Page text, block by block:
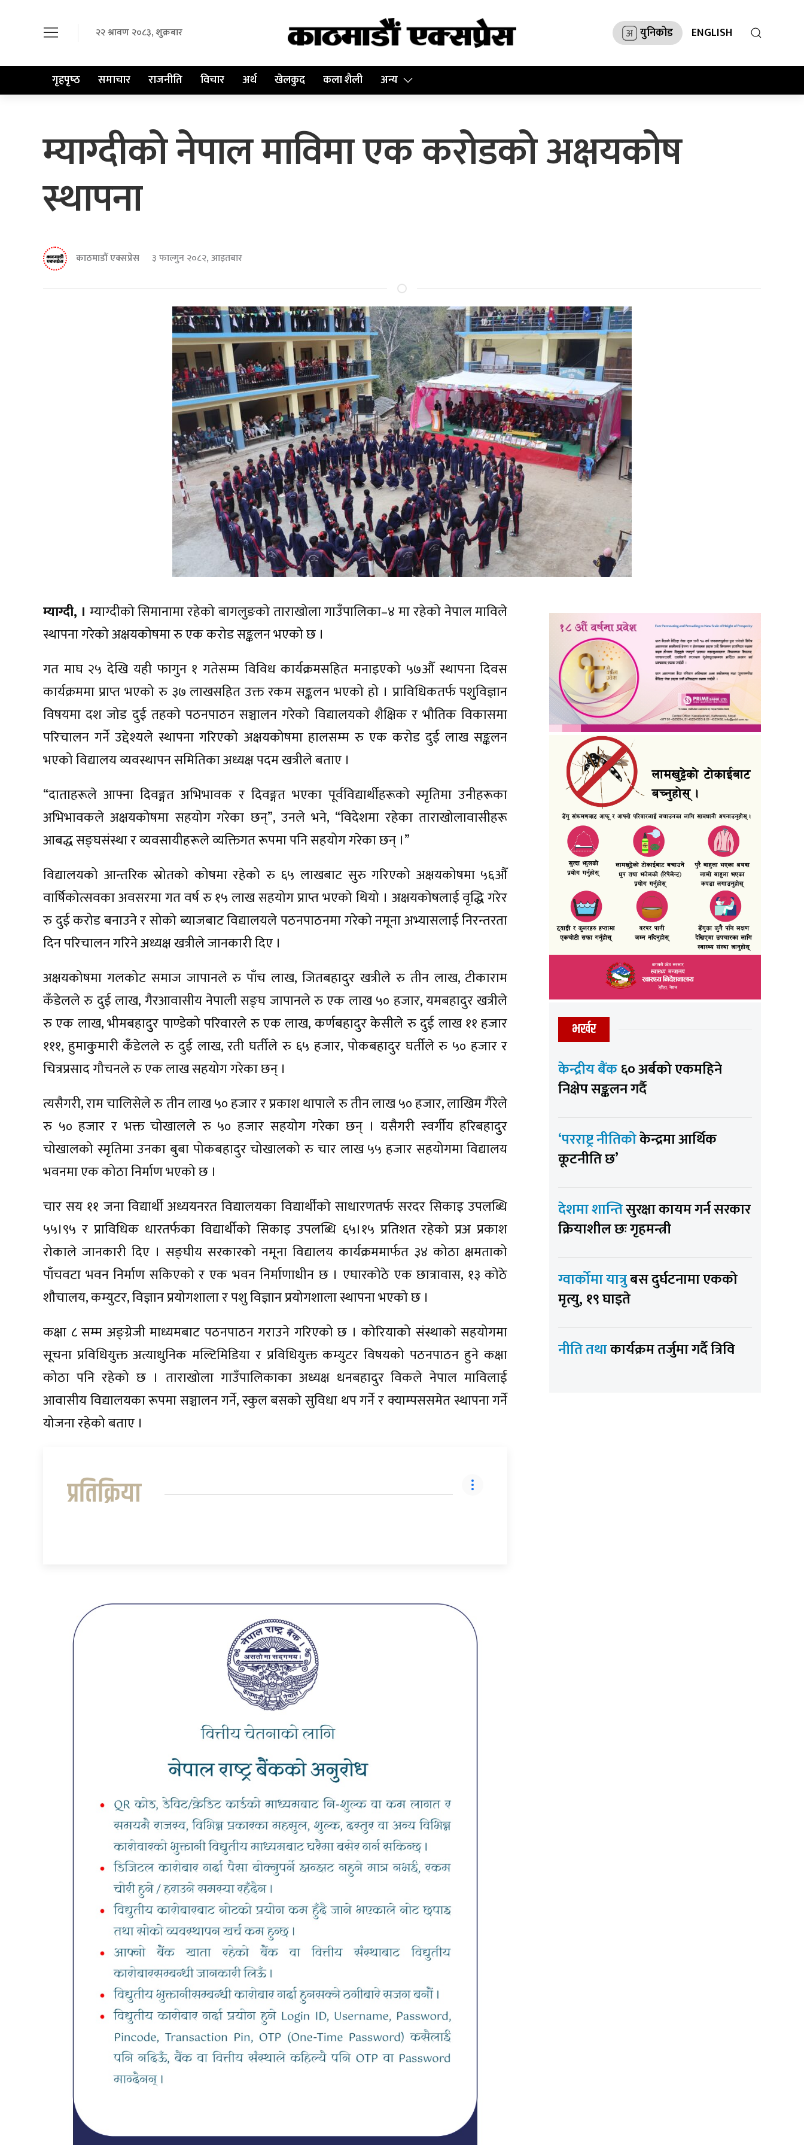
२२ श्रावण २०८३, शुक्रबार युनिकोड ENGLISH
गृहपृष्‍ठ समाचार राजनीति विचार अर्थ खेलकुद कला शैली अन्य
म्याग्दीको नेपाल माविमा एक करोडको अक्षयकोष
स्थापना
काठमाडौं एक्सप्रेस ३ फाल्गुन २०८२, आइतबार
म्याग्दी, । म्याग्दीको सिमानामा रहेको बागलुङको ताराखोला गाउँपालिका–४ मा रहेको नेपाल माविले
स्थापना गरेको अक्षयकोषमा रु एक करोड सङ्कलन भएको छ ।
गत माघ २५ देखि यही फागुन १ गतेसम्म विविध कार्यक्रमसहित मनाइएको ५७औँ स्थापना दिवस
कार्यक्रममा प्राप्त भएको रु ३७ लाखसहित उक्त रकम सङ्कलन भएको हो । प्राविधिकतर्फ पशुुविज्ञान
विषयमा दश जोड दुई तहको पठनपाठन सञ्चालन गरेको विद्यालयको शैक्षिक र भौतिक विकासमा
परिचालन गर्ने उद्देश्यले स्थापना गरिएको अक्षयकोषमा हालसम्म रु एक करोड दुई लाख सङ्कलन
भएको विद्यालय व्यवस्थापन समितिका अध्यक्ष पदम खत्रीले बताए ।
“दाताहरूले आफ्ना दिवङ्गत अभिभावक र दिवङ्गत भएका पूर्वविद्यार्थीहरूको स्मृतिमा उनीहरूका
अभिभावकले अक्षयकोषमा सहयोग गरेका छन्”, उनले भने, “विदेशमा रहेका ताराखोलावासीहरू
आबद्ध सङ्घसंस्था र व्यवसायीहरूले व्यक्तिगत रूपमा पनि सहयोग गरेका छन् ।”
विद्यालयको आन्तरिक स्रोतको कोषमा रहेको रु ६५ लाखबाट सुरु गरिएको अक्षयकोषमा ५६औँ
वार्षिकोत्सवका अवसरमा गत वर्ष रु १५ लाख सहयोग प्राप्त भएको थियो । अक्षयकोषलाई वृद्धि गरेर
रु दुई करोड बनाउने र सोको ब्याजबाट विद्यालयले पठनपाठनमा गरेको नमूना अभ्यासलाई निरन्तरता
दिन परिचालन गरिने अध्यक्ष खत्रीले जानकारी दिए ।
अक्षयकोषमा गलकोट समाज जापानले रु पाँच लाख, जितबहादुर खत्रीले रु तीन लाख, टीकाराम
कँडेलले रु दुई लाख, गैरआवासीय नेपाली सङ्घ जापानले रु एक लाख ५० हजार, यमबहादुर खत्रीले
रु एक लाख, भीमबहादुुर पाण्डेको परिवारले रु एक लाख, कर्णबहादुर केसीले रु दुई लाख ११ हजार
१११, हुमाकुुमारी कँडेलले रु दुई लाख, रती घर्तीले रु ६५ हजार, पोकबहादुर घर्तीले रु ५० हजार र
चित्रप्रसाद गौचनले रु एक लाख सहयोग गरेका छन् ।
त्यसैगरी, राम चालिसेले रु तीन लाख ५० हजार र प्रकाश थापाले रु तीन लाख ५० हजार, लाखिम गैरेले
रु ५० हजार र भक्त चोखालले रु ५० हजार सहयोग गरेका छन् । यसैगरी स्वर्गीय हरिबहादुुर
चोखालको स्मृतिमा उनका बुबा पोकबहादुर चोखालको रु चार लाख ५५ हजार सहयोगमा विद्यालय
भवनमा एक कोठा निर्माण भएको छ ।
चार सय ११ जना विद्यार्थी अध्ययनरत विद्यालयका विद्यार्थीको साधारणतर्फ सरदर सिकाइ उपलब्धि
५५।९५ र प्राविधिक धारतर्फका विद्यार्थीको सिकाइ उपलब्धि ६५।१५ प्रतिशत रहेको प्रअ प्रकाश
रोकाले जानकारी दिए । सङ्घीय सरकारको नमूना विद्यालय कार्यक्रममार्फत ३४ कोठा क्षमताको
पाँचवटा भवन निर्माण सकिएको र एक भवन निर्माणाधीन छ । एघारकोठे एक छात्रावास, १३ कोठे
शौचालय, कम्युटर, विज्ञान प्रयोगशाला र पशु विज्ञान प्रयोगशाला स्थापना भएको छ ।
कक्षा ८ सम्म अङ्ग्रेजी माध्यमबाट पठनपाठन गराउने गरिएको छ । कोरियाको संस्थाको सहयोगमा
सूचना प्रविधियुक्त अत्याधुनिक मल्टिमिडिया र प्रविधियुक्त कम्युटर विषयको पठनपाठन हुने कक्षा
कोठा पनि रहेको छ । ताराखोला गाउँपालिकाका अध्यक्ष धनबहादुर विकले नेपाल माविलाई
आवासीय विद्यालयका रूपमा सञ्चालन गर्ने, स्कुल बसको सुविधा थप गर्ने र क्याम्पससमेत स्थापना गर्ने
योजना रहेको बताए ।
प्रतिक्रिया
भर्खर
केन्द्रीय बैंक६० अर्बको एकमहिने
निक्षेप सङ्कलन गर्दै
‘परराष्ट्र नीतिकोकेन्द्रमा आर्थिक
कूटनीति छ’
देशमा शान्तिसुरक्षा कायम गर्न सरकार
क्रियाशील छः गृहमन्त्री
ग्वार्कोमा यात्रुबस दुर्घटनामा एकको
मृत्यु, १९ घाइते
नीति तथाकार्यक्रम तर्जुमा गर्दै त्रिवि